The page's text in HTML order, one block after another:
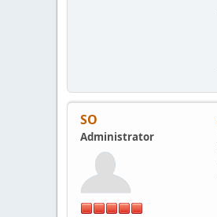
SO
Administrator